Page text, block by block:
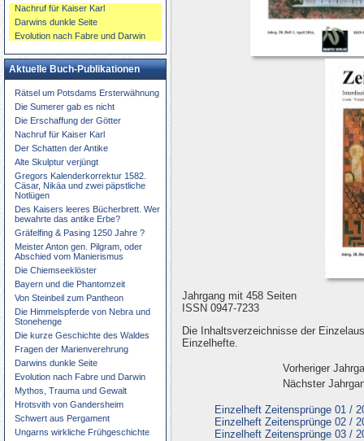
Jahrgang mit 458 Seiten
ISSN 0947-7233
Die Inhaltsverzeichnisse der
Einzelhefte.
Vorheriger
Nächster
Einzelheft Zeitensprünge 01 /
Einzelheft Zeitensprünge 02 /
Einzelheft Zeitensprünge 03 /
Nachruf für Kaiser Karl
Darwins dunkle Seite
Evolution nach Fabre und Darwin
Aktuelle Buch-Publikationen
Rätsel um Potsdams Ersterwähnung
Die Sumerer gab es nicht
Die Erschaffung der Götter
Nachruf für Kaiser Karl
Der Schatten der Antike
Alte Skulptur verjüngt
Gregors Kalenderkorrektur 1582.
Cäsar, Nikäa und zwei päpstliche
Notlügen
Des Kaisers leeres Bücherbrett. Wer
bewahrte das antike Erbe?
Gräfelfing & Pasing 1250 Jahre ?
Meister Anton gen. Pilgram, oder
Abschied vom Manierismus
Die Chiemseeklöster
Bayern und die Phantomzeit
Von Steinbeil zum Pantheon
Die Himmelspferde von Nebra und
Stonehenge
Die kurze Geschichte des Waldes
Fragen der Marienverehrung
Darwins dunkle Seite
Evolution nach Fabre und Darwin
Mythos, Trauma und Gewalt
Hrotsvith von Gandersheim
Schwert aus Pergament
Ungarns wirkliche Frühgeschichte